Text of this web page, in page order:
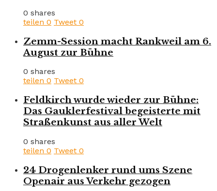
0 shares
teilen 0 Tweet 0
Zemm-Session macht Rankweil am 6.
August zur Bühne
0 shares
teilen 0 Tweet 0
Feldkirch wurde wieder zur Bühne:
Das Gauklerfestival begeisterte mit
Straßenkunst aus aller Welt
0 shares
teilen 0 Tweet 0
24 Drogenlenker rund ums Szene
Openair aus Verkehr gezogen